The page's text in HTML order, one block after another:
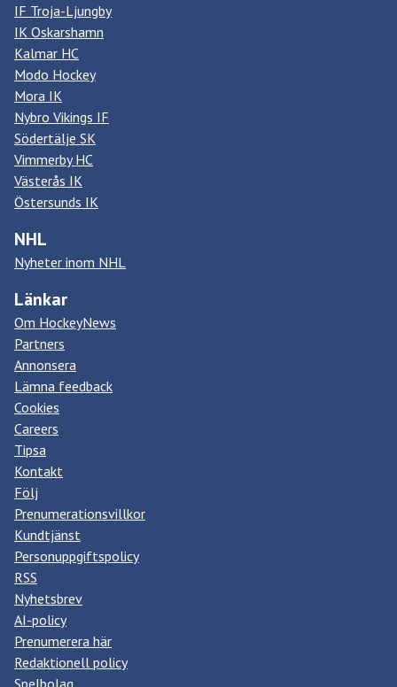
IF Troja-Ljungby
IK Oskarshamn
Kalmar HC
Modo Hockey
Mora IK
Nybro Vikings IF
Södertälje SK
Vimmerby HC
Västerås IK
Östersunds IK
NHL
Nyheter inom NHL
Länkar
Om HockeyNews
Partners
Annonsera
Lämna feedback
Cookies
Careers
Tipsa
Kontakt
Följ
Prenumerationsvillkor
Kundtjänst
Personuppgiftspolicy
RSS
Nyhetsbrev
AI-policy
Prenumerera här
Redaktionell policy